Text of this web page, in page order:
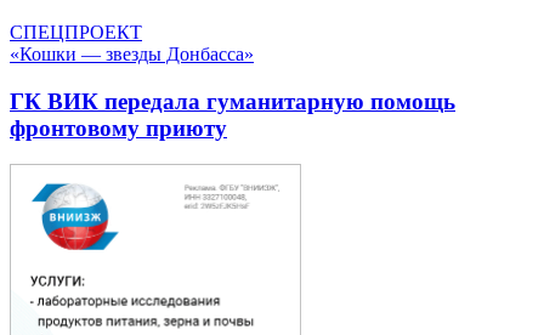
СПЕЦПРОЕКТ
«Кошки — звезды Донбасса»
ГК ВИК передала гуманитарную помощь
фронтовому приюту